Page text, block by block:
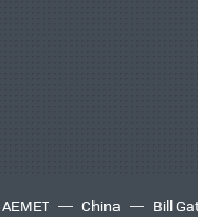
AEMET China Bill